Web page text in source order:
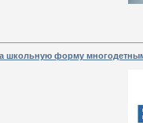
школьную форму